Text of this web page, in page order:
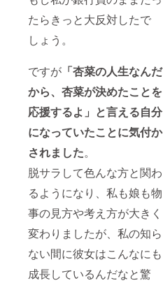
たらきっと大反対したで
しょう。
ですが 「杏菜の人生なんだ
から、杏菜が決めたことを
応援するよ」と言える自分
になっていたことに気付か
されました。
脱サラして色んな方と関わ
るようになり、私も娘も物
事の見方や考え方が大きく
変わりましたが、私の知ら
ない間に彼女はこんなにも
成長しているんだなと驚